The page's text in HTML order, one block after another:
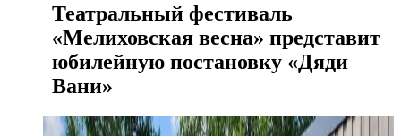
Театральный фестиваль
«Мелиховская весна» представит
юбилейную постановку «Дяди
Вани»